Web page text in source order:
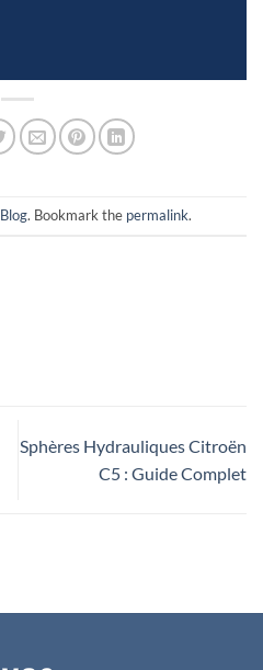
Blog. Bookmark the permalink.
Sphères Hydrauliques Citroën
C5 : Guide Complet